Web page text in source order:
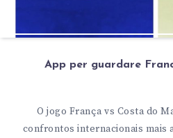
App per guardare
O jogo França vs Costa do
confrontos internacionais mais